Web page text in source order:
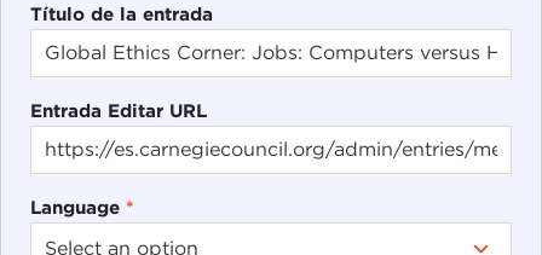
Título de la entrada
Entrada Editar URL
Language *